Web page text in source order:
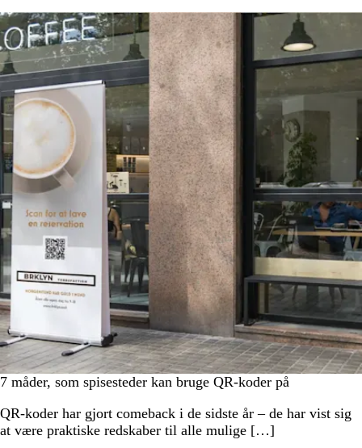
7 måder, som spisesteder kan bruge QR-koder på
QR-koder har gjort comeback i de sidste år – de har vist sig
at være praktiske redskaber til alle mulige […]